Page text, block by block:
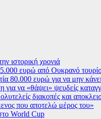
ιστορική χρονιά
ευρώ από Ουκρανό
80.000 ευρώ για να μην
για να «θάψει» ψευδείς
διακοπές και
που αποτελώ μέρος του»
World Cup